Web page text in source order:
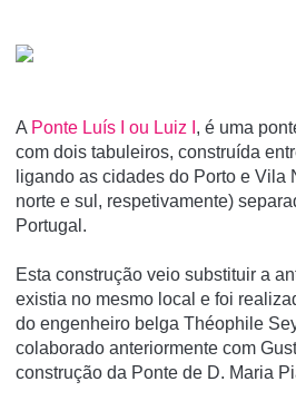
A Ponte Luí­s I ou Luiz I , é uma
com dois tabuleiros, construí­da
ligando as cidades do Porto e Vila
norte e sul, respetivamente)
Portugal.
Esta construção veio substituir a
existia no mesmo local e foi
do engenheiro belga Théophile
colaborado anteriormente com
construção da Ponte de D. Maria